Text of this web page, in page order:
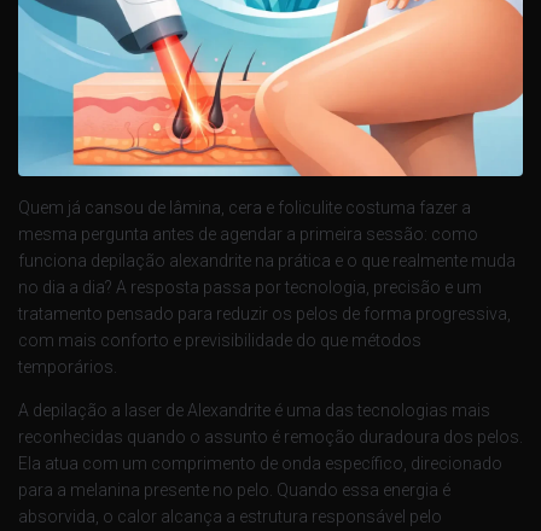
Quem já cansou de lâmina, cera e foliculite costuma fazer a
mesma pergunta antes de agendar a primeira sessão: como
funciona depilação alexandrite na prática e o que realmente muda
no dia a dia? A resposta passa por tecnologia, precisão e um
tratamento pensado para reduzir os pelos de forma progressiva,
com mais conforto e previsibilidade do que métodos
temporários.
A depilação a laser de Alexandrite é uma das tecnologias mais
reconhecidas quando o assunto é remoção duradoura dos pelos.
Ela atua com um comprimento de onda específico, direcionado
para a melanina presente no pelo. Quando essa energia é
absorvida, o calor alcança a estrutura responsável pelo